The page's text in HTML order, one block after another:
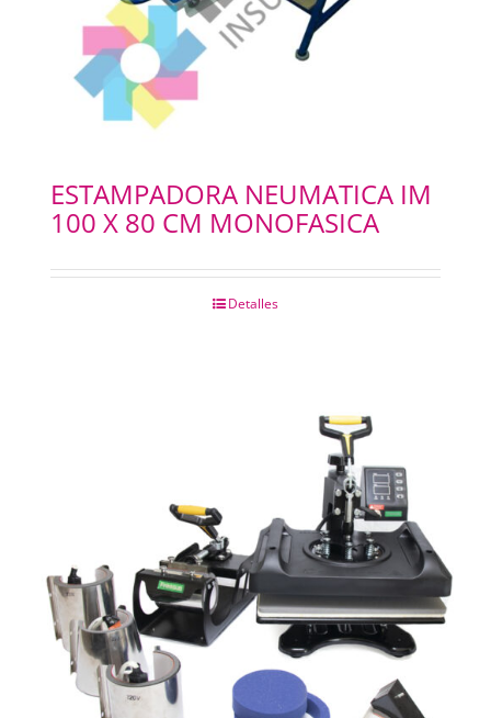
ESTAMPADORA NEUMATICA IM
100 X 80 CM MONOFASICA
Detalles